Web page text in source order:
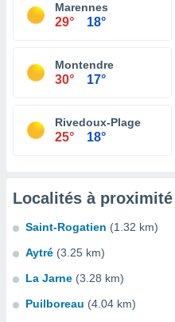
Marennes
29° 18°
Montendre
30° 17°
Rivedoux-Plage
25° 18°
Localités à proximité
Saint-Rogatien (1.32 km)
Aytré (3.25 km)
La Jarne (3.28 km)
Puilboreau (4.04 km)